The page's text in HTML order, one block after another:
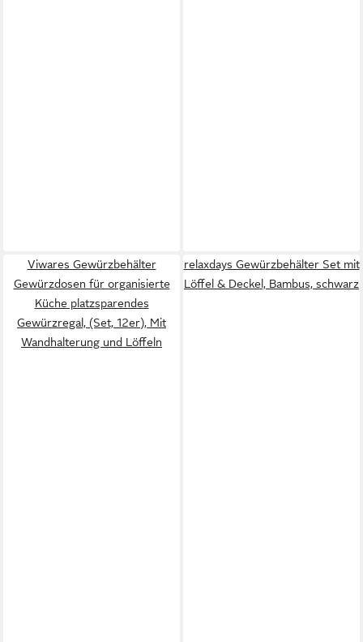
Viwares Gewürzbehälter
Gewürzdosen für organisierte
Küche platzsparendes
Gewürzregal, (Set, 12er), Mit
Wandhalterung und Löffeln
relaxdays Gewürzbehälter Set mit
Löffel & Deckel, Bambus, schwarz